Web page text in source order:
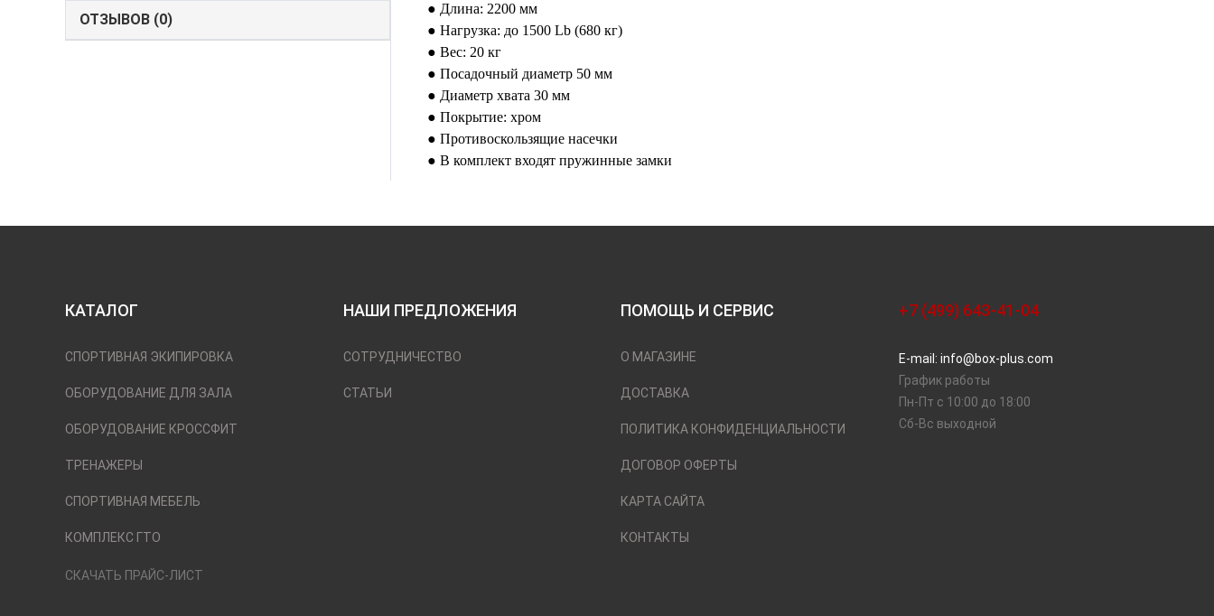
ОТЗЫВОВ (0)
● Длина: 2200 мм
● Нагрузка: до 1500 Lb (680 кг)
● Вес: 20 кг
● Посадочный диаметр 50 мм
● Диаметр хвата 30 мм
● Покрытие: хром
● Противоскользящие насечки
● В комплект входят пружинные замки
КАТАЛОГ
СПОРТИВНАЯ ЭКИПИРОВКА
ОБОРУДОВАНИЕ ДЛЯ ЗАЛА
ОБОРУДОВАНИЕ КРОССФИТ
ТРЕНАЖЕРЫ
СПОРТИВНАЯ МЕБЕЛЬ
КОМПЛЕКС ГТО
СКАЧАТЬ ПРАЙС-ЛИСТ
НАШИ ПРЕДЛОЖЕНИЯ
СОТРУДНИЧЕСТВО
СТАТЬИ
ПОМОЩЬ И СЕРВИС
О МАГАЗИНЕ
ДОСТАВКА
ПОЛИТИКА КОНФИДЕНЦИАЛЬНОСТИ
ДОГОВОР ОФЕРТЫ
КАРТА САЙТА
КОНТАКТЫ
+7 (499) 643-41-04
E-mail: info@box-plus.com
График работы
Пн-Пт с 10:00 до 18:00
Сб-Вс выходной